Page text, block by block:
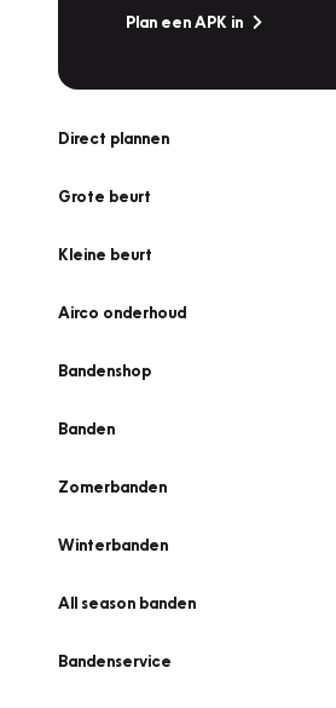
Plan een APK in
Direct plannen
Grote beurt
Kleine beurt
Airco onderhoud
Bandenshop
Banden
Zomerbanden
Winterbanden
All season banden
Bandenservice